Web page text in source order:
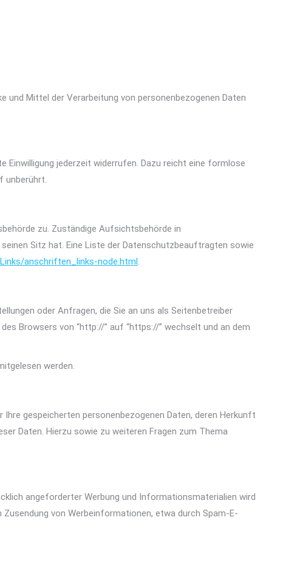
und Mittel der Verarbeitung von personenbezogenen Daten
Einwilligung jederzeit widerrufen. Dazu reicht eine formlose
unberührt.
zu. Zuständige Aufsichtsbehörde in
Sitz hat. Eine Liste der Datenschutzbeauftragten sowie
anschriften_links-node.html.
oder Anfragen, die Sie an uns als Seitenbetreiber
Browsers von “http://” auf “https://” wechselt und an dem
werden.
gespeicherten personenbezogenen Daten, deren Herkunft
Daten. Hierzu sowie zu weiteren Fragen zum Thema
angeforderter Werbung und Informationsmaterialien wird
von Werbeinformationen, etwa durch Spam-E-